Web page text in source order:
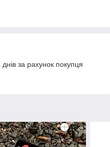
за рахунок покупця